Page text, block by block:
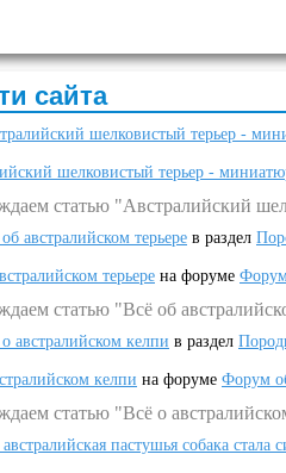
сайта
шелковистый терьер -
шелковистый терьер -
статью "Австралийский
австралийском терьере в раздел
терьере на форуме
статью "Всё об
австралийском келпи в раздел
келпи на форуме Форум
статью "Всё о
пастушья собака